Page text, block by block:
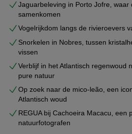
spotten van jaguars,
combinatie met de unieke
Bonito ? Dan is een reis naar de
uitstekende keuze.
De Beste Reistijd voor de
Het landschap van de Pantanal is
adembenemend. De beste
Jaguarbeleving in Porto Jofre, waar
samenkomen
Vogelrijkdom langs de rivieroevers
Snorkelen in Nobres, tussen
vissen
Verblijf in het Atlantisch regenwoud
pure natuur
Op zoek naar de mico-leão, een
Atlantisch woud
REGUA bij Cachoeira Macacu, een
natuurfotografen